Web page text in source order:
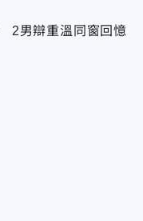
2男辯重溫同窗回憶